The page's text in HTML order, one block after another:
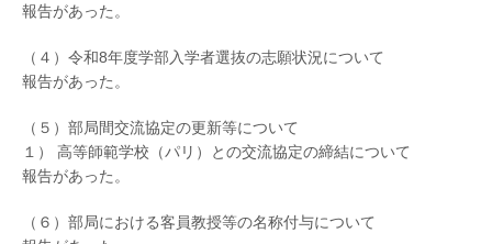
報告があった。
（４）令和8年度学部入学者選抜の志願状況について
報告があった。
（５）部局間交流協定の更新等について
１） 高等師範学校（パリ）との交流協定の締結について
報告があった。
（６）部局における客員教授等の名称付与について